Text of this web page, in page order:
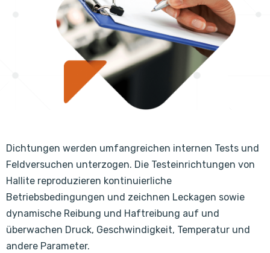
Dichtungen werden umfangreichen internen Tests und
Feldversuchen unterzogen. Die Testeinrichtungen von
Hallite reproduzieren kontinuierliche
Betriebsbedingungen und zeichnen Leckagen sowie
dynamische Reibung und Haftreibung auf und
überwachen Druck, Geschwindigkeit, Temperatur und
andere Parameter.